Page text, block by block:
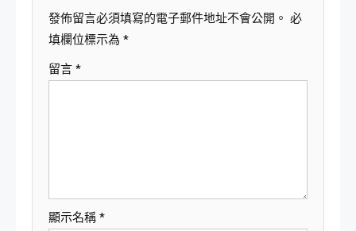
發佈留言必須填寫的電子郵件地址不會公開。 必
填欄位標示為 *
留言 *
顯示名稱 *